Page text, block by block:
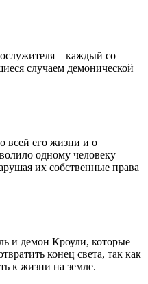
– каждый со
случаем демонической
всей его жизни и о
одному человеку
их собственные права
и демон Кроули, которые
конец света, так как
к жизни на земле.